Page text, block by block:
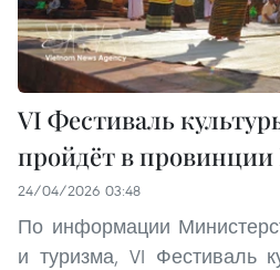
VI Фестиваль
пройдёт в провинции
24/04/2026 03:48
По информации
и туризма, VI Фестиваль